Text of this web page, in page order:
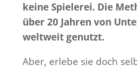
keine Spielerei. Die
über 20 Jahren von
weltweit genutzt.
Aber, erlebe sie doch